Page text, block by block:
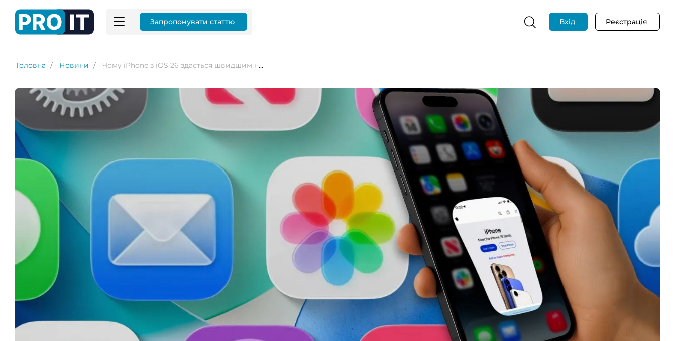
Запропонувати статтю Вхід Реєстрація
Головна Новини Чому iPhone з iOS 26 здається швидшим навіть без приросту продуктивності